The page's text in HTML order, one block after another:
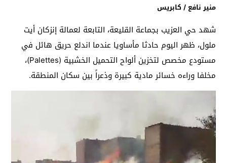
منير نافع / كابريس
شهد حي العزيب بجماعة القليعة، التابعة لعمالة إنزكان أيت
ملول، ظهر اليوم حادثا مأساويا عندما اندلع حريق هائل في
مستودع مخصص لتخزين ألواح التحميل الخشبية (Palettes)،
مخلفا وراءه خسائر مادية كبيرة وذعراً بين سكان المنطقة.